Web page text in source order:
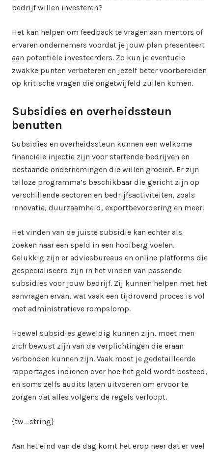
bedrijf willen investeren?
Het kan helpen om feedback te vragen aan mentors of
ervaren ondernemers voordat je jouw plan presenteert
aan potentiële investeerders. Zo kun je eventuele
zwakke punten verbeteren en jezelf beter voorbereiden
op kritische vragen die ongetwijfeld zullen komen.
Subsidies en overheidssteun
benutten
Subsidies en overheidssteun kunnen een welkome
financiële injectie zijn voor startende bedrijven en
bestaande ondernemingen die willen groeien. Er zijn
talloze programma’s beschikbaar die gericht zijn op
verschillende sectoren en bedrijfsactiviteiten, zoals
innovatie, duurzaamheid, exportbevordering en meer.
Het vinden van de juiste subsidie kan echter als
zoeken naar een speld in een hooiberg voelen.
Gelukkig zijn er adviesbureaus en online platforms die
gespecialiseerd zijn in het vinden van passende
subsidies voor jouw bedrijf. Zij kunnen helpen met het
aanvragen ervan, wat vaak een tijdrovend proces is vol
met administratieve rompslomp.
Hoewel subsidies geweldig kunnen zijn, moet men
zich bewust zijn van de verplichtingen die eraan
verbonden kunnen zijn. Vaak moet je gedetailleerde
rapportages indienen over hoe het geld wordt besteed,
en soms zelfs audits laten uitvoeren om ervoor te
zorgen dat alles volgens de regels verloopt.
{tw_string}
Aan het eind van de dag komt het erop neer dat er veel